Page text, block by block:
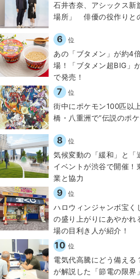
石井杏奈、アシックス新
場所」 俳優の役作りと
6 位
あの「ブタメン」が約4
場！「ブタメン超BIG」
で発売！
7 位
街中にポケモン100匹以
橋・八重洲で“伝説のポ
8 位
気候変動の「緩和」と「
イベントが渋谷で開催！
業と協力
9 位
ハロウィンジャンボ宝く
の盛り上がりにあやかれ
場の目利き人が紹介！
10 位
電気代高騰にどう備える
が解説した「節電の限界